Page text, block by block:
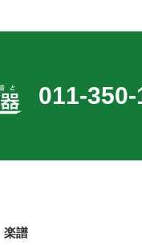
011-
楽譜